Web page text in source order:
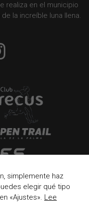
realiza en el municipio
la increíble luna llena.
simplemente haz
elegir qué tipo
«Ajustes». Lee